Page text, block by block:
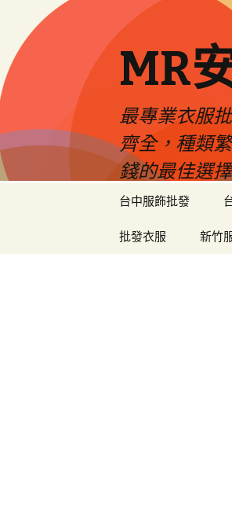
MR
最專業衣服
齊全，種類
錢的最佳選
台中服飾批發
批發衣服 新竹